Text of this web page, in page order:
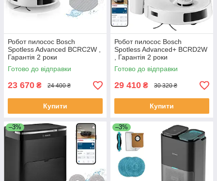
Робот пилосос Bosch
Spotless Advanced BCRC2W ,
Гарантія 2 роки
Готово до відправки
23 670 ₴ 24 400 ₴
Купити
Робот пилосос Bosch
Spotless Advanced+ BCRD2W
, Гарантія 2 роки
Готово до відправки
29 410 ₴ 30 320 ₴
Купити
–3% –3%